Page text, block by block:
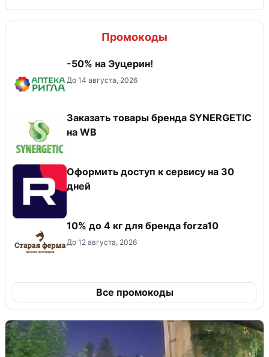
Промокоды
-50% на Эуцерин!
До 14 августа, 2026
Заказать товары бренда SYNERGETIC
на WB
Оформить доступ к сервису на 30
дней
10% до 4 кг для бренда forza10
До 12 августа, 2026
Все промокоды